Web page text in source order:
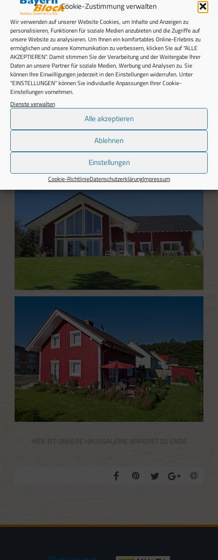
Cookie-Zustimmung verwalten
Wir verwenden auf unserer Website Cookies, um Inhalte und Anzeigen zu
personalisieren, Funktionen für soziale Medien anzubieten und die Zugriffe auf
unsere Website zu analysieren. Um Ihnen ein komfortables Online-Erlebnis zu
ermöglichen und unsere Kommunikation zu verbessern, klicken SIe auf "ALLE
AKZEPTIEREN". Damit stimmen Sie der Verarbeitung und der Weitergabe Ihrer
Daten an unsere Partner für soziale Medien, Werbung und Analysen zu. Sie
können Ihre Einwilligungen jederzeit in den Einstellungen widerrufen. Unter
"EINSTELLUNGEN" können Sie individuelle Anpassungen Ihrer Cookie-
Einstellungen vornehmen.
Dienste verwalten
Alle akzeptieren
Ablehnen
Einstellungen
Cookie-RichtlinieDatenschutzerklärungImpressum
HIER IST UNSERE HAUSGALERIE VORERST ZU ENDE